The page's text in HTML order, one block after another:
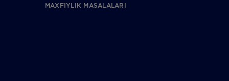
MAXFIYLIK MASALALARI